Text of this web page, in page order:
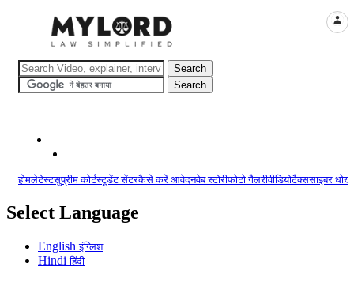
होमलेटेस्टसुप्रीम कोर्टस्टूडेंट सेंटरकैसे करें आवेदनवेब स्टोरीफोटो गैलरीवीडियोटैक्ससाइबर
Select Language
Englishइंग्लिश
Hindiहिंदी